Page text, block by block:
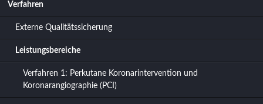
Verfahren
Externe Qualitätssicherung
Leistungsbereiche
Verfahren 1: Perkutane Koronarintervention und
Koronarangiographie (PCI)